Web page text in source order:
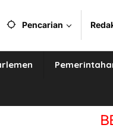
Pencarian